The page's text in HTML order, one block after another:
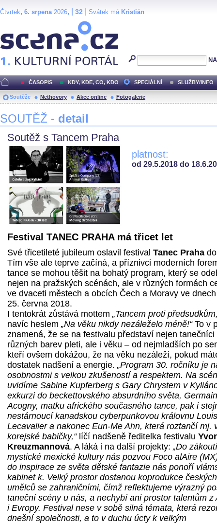
Čtvrtek, 6. srpena2026, | 32 Svátek má Kristián
ČASOPIS KDY, KDE, CO, KDO SPECIÁLNÍ SLUŽBY/INFO
Soutěže Nethovory Akce online Fotogalerie
SOUTĚŽ - detail
Soutěž s Tancem Praha
platnost:
od 29.5.2018 do
Festival TANEC PRAHA má třicet let
Své třicetileté jubileum oslavil festival Tanec Praha
Tím vše ale teprve začíná, a příznivci moderních
tance se mohou těšit na bohatý program, který se
nejen na pražských scénách, ale v různých formách
ve dvaceti městech a obcích Čech a Moravy ve
25. června 2018.
I tentokrát zůstává mottem „Tancem proti
navíc heslem „Na věku nikdy nezáleželo méně!“To v
znamená, že se na festivalu představí nejen tanečníci
různých barev pleti, ale i věku – od nejmladších po
kteří ovšem dokážou, že na věku nezáleží, pokud
dostatek nadšení a energie. „Program 30. ročníku je
osobnostmi s velkou zkušeností a respektem. Na
uvidíme Sabine Kupferberg s Gary Chrystem v
exkurzi do beckettovského absurdního světa,
Acogny, matku afrického současného tance, pak i
nestárnoucí kanadskou cyberpunkovou královnu
Lecavalier a nakonec Eun-Me Ahn, která roztančí mj.
korejské babičky,“líčí nadšeně ředitelka festivalu
Kreuzmannová. A láká i na další projekty: „Do zákoutí
mystické mexické kultury nás pozvou Foco alAire
do inspirace ze světa dětské fantazie nás ponoří
kabinet k. Velký prostor dostanou koprodukce českých
umělců se zahraničními, čímž reflektujeme výrazný
taneční scény u nás, a nechybí ani prostor talentům z
i Evropy. Festival nese v sobě silná témata, která
dnešní společnosti, a to v duchu úcty k velkým